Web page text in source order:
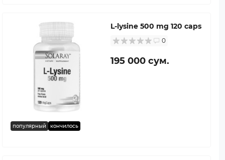
популярный кончилось
L-lysine 500 mg 120 caps
0
195 000 сум.